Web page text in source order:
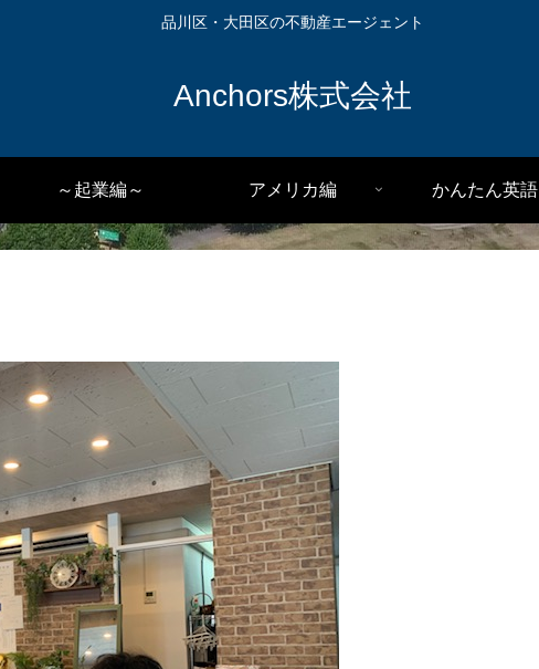
品川区・大田区の不動産エージェント
Anchors株式会社
～起業編～ アメリカ編 かんたん英語